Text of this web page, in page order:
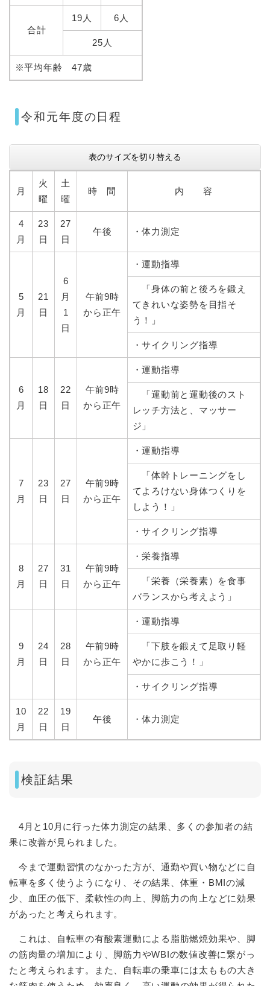
合計
19人 6人
25人
※平均年齢 47歳
令和元年度の日程
表のサイズを切り替える
月
火
曜
土
曜
時 間 内 容
4
月
23
日
27
日
午後 ・体力測定
5
月
21
日
6
月
1
日
午前9時
から正午
・運動指導
「身体の前と後ろを鍛え
てきれいな姿勢を目指そ
う！」
・サイクリング指導
6
月
18
日
22
日
午前9時
から正午
・運動指導
「運動前と運動後のスト
レッチ方法と、マッサー
ジ」
7
月
23
日
27
日
午前9時
から正午
・運動指導
「体幹トレーニングをし
てよろけない身体つくりを
しよう！」
・サイクリング指導
8
月
27
日
31
日
午前9時
から正午
・栄養指導
「栄養（栄養素）を食事
バランスから考えよう」
9
月
24
日
28
日
午前9時
から正午
・運動指導
「下肢を鍛えて足取り軽
やかに歩こう！」
・サイクリング指導
10
月
22
日
19
日
午後 ・体力測定
検証結果
4月と10月に行った体力測定の結果、多くの参加者の結
果に改善が見られました。
今まで運動習慣のなかった方が、通勤や買い物などに自
転車を多く使うようになり、その結果、体重・BMIの減
少、血圧の低下、柔軟性の向上、脚筋力の向上などに効果
があったと考えられます。
これは、自転車の有酸素運動による脂肪燃焼効果や、脚
の筋肉量の増加により、脚筋力やWBIの数値改善に繋がっ
たと考えられます。また、自転車の乗車には太ももの大き